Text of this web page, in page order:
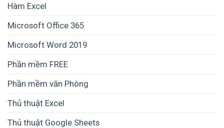
Hàm Excel
Microsoft Office 365
Microsoft Word 2019
Phần mềm FREE
Phần mềm văn Phòng
Thủ thuật Excel
Thủ thuật Google Sheets